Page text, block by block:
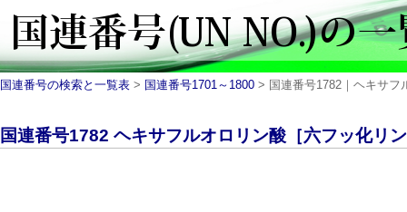
国連番号の検索と一覧表 > 国連番号1701～1800 > 国連番号1782｜ヘキサフ
国連番号1782 ヘキサフルオロリン酸［六フッ化リ